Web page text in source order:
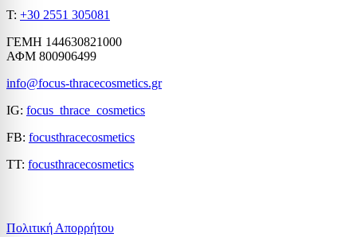
T: +30 2551 305081
ΓΕΜΗ 144630821000
ΑΦΜ 800906499
info@focus-thracecosmetics.gr
IG: focus_thrace_cosmetics
FB: focusthracecosmetics
TT: focusthracecosmetics
Πολιτική Απορρήτου